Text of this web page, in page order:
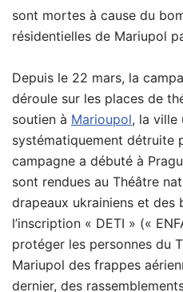
sont mortes à cause du
résidentielles de Mariupol
Depuis le 22 mars, la
déroule sur les places de
soutien à Marioupol, la ville
systématiquement détruite
campagne a débuté à
sont rendues au Théâtre
drapeaux ukrainiens et des
l’inscription « DETI » («
protéger les personnes du
Mariupol des frappes
dernier, des